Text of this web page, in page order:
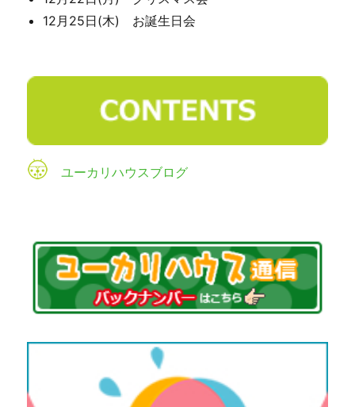
12月25日(木) お誕生日会
ユーカリハウスブログ